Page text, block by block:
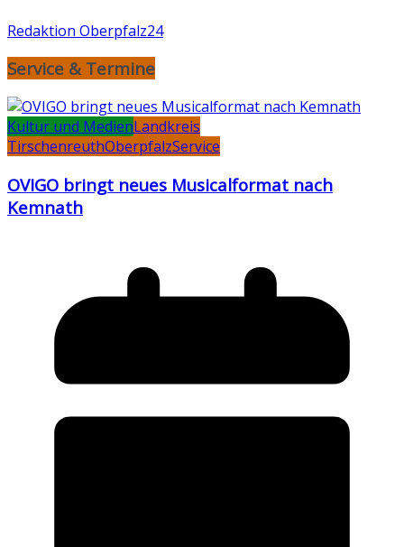
Redaktion Oberpfalz24
Service & Termine
Kultur und MedienLandkreis
TirschenreuthOberpfalzService
OVIGO bringt neues Musicalformat nach
Kemnath